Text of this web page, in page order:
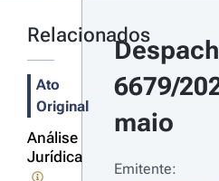
Relacionados
Ato
Original
Análise
Jurídica
6679/
maio
Emitente: